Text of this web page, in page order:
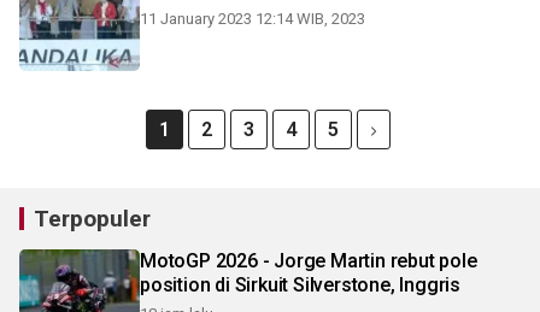
11 January 2023 12:14 WIB, 2023
1 2 3 4 5
Terpopuler
MotoGP 2026 - Jorge Martin rebut pole
position di Sirkuit Silverstone, Inggris